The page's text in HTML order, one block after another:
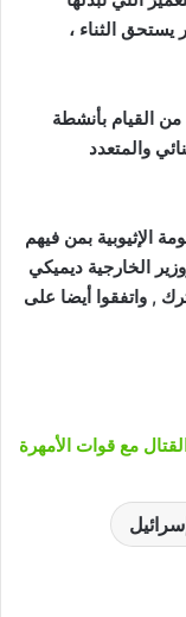
الثناء ،
من القيام بأنشطة
والمتعدد
الإثيوبية بمن فيهم
الخارجية ديميكي
, واتفقوا أيضا على